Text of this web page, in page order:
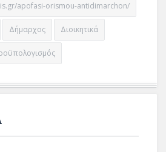
apofasi-orismou-antidimarchon/
Δήμαρχος Διοικητικά